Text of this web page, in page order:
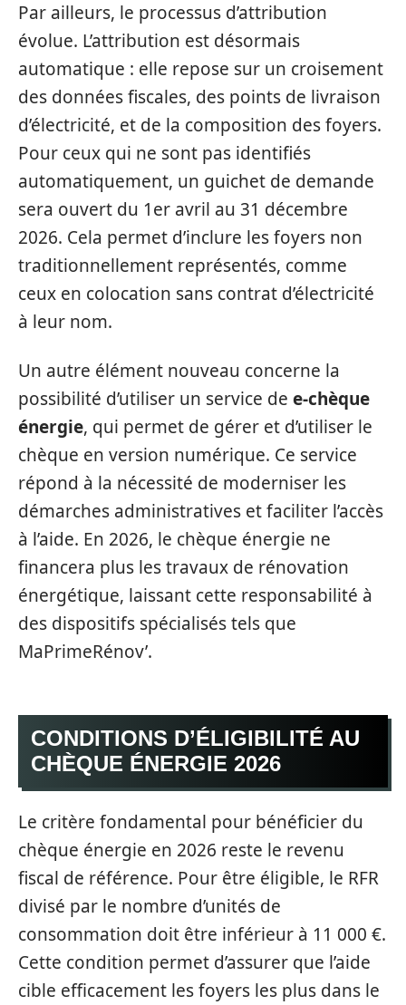
Par ailleurs, le processus d’attribution
évolue. L’attribution est désormais
automatique : elle repose sur un croisement
des données fiscales, des points de livraison
d’électricité, et de la composition des foyers.
Pour ceux qui ne sont pas identifiés
automatiquement, un guichet de demande
sera ouvert du 1er avril au 31 décembre
2026. Cela permet d’inclure les foyers non
traditionnellement représentés, comme
ceux en colocation sans contrat d’électricité
à leur nom.
Un autre élément nouveau concerne la
possibilité d’utiliser un service de e-chèque
énergie, qui permet de gérer et d’utiliser le
chèque en version numérique. Ce service
répond à la nécessité de moderniser les
démarches administratives et faciliter l’accès
à l’aide. En 2026, le chèque énergie ne
financera plus les travaux de rénovation
énergétique, laissant cette responsabilité à
des dispositifs spécialisés tels que
MaPrimeRénov’.
CONDITIONS D’ÉLIGIBILITÉ AU
CHÈQUE ÉNERGIE 2026
Le critère fondamental pour bénéficier du
chèque énergie en 2026 reste le revenu
fiscal de référence. Pour être éligible, le RFR
divisé par le nombre d’unités de
consommation doit être inférieur à 11 000 €.
Cette condition permet d’assurer que l’aide
cible efficacement les foyers les plus dans le